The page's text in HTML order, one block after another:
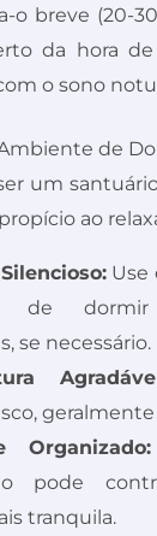
o breve (20-
da hora
o sono
de
um
ao
Use
de
se necessário.
geralmente
Organizado:
pode
tranquila.